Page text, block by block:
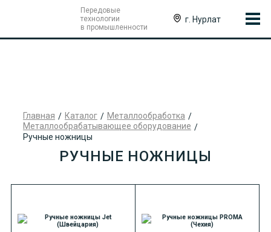
Передовые
технологии
в промышленности
г. Нурлат
Главная Каталог
Металлообработка
Металлообрабатывающее оборудование
Ручные ножницы
РУЧНЫЕ НОЖНИЦЫ